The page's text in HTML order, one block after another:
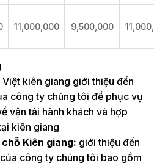
11,000,000 9,500,000
kiên giang giới thiệu đến
công ty chúng tôi để phục vụ
vận tải hành khách và hợp
kiên giang
Kiên giang: giới thiệu đến
công ty chúng tôi bao gồm